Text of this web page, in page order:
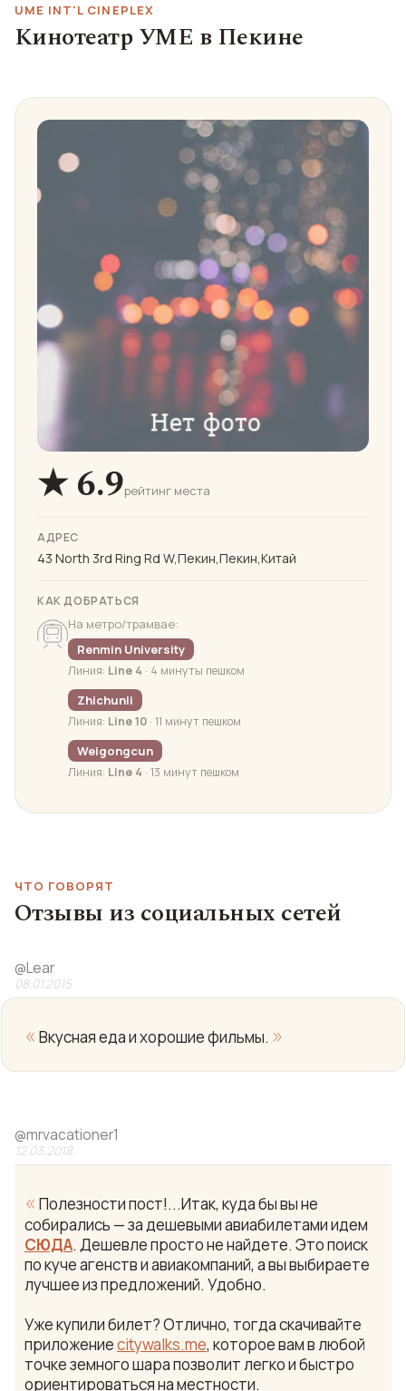
UME INT'L CINEPLEX
Кинотеатр УМЕ в Пекине
★ 6.9рейтинг места
АДРЕС
43 North 3rd Ring Rd W,Пекин,Пекин,Китай
КАК ДОБРАТЬСЯ
На метро/трамвае:
Renmin University
Линия: Line 4 · 4 минуты пешком
Zhichunli
Линия: Line 10 · 11 минут пешком
Weigongcun
Линия: Line 4 · 13 минут пешком
ЧТО ГОВОРЯТ
Отзывы из социальных сетей
@Lear
08.01.2015
« Вкусная еда и хорошие фильмы. »
@mrvacationer1
12.03.2018
« Полезности пост!...Итак, куда бы вы не
собирались — за дешевыми авиабилетами идем
СЮДА. Дешевле просто не найдете. Это поиск
по куче агенств и авиакомпаний, а вы выбираете
лучшее из предложений. Удобно.
Уже купили билет? Отлично, тогда скачивайте
приложениеcitywalks.me, которое вам в любой
точке земного шара позволит легко и быстро
ориентироваться на местности.